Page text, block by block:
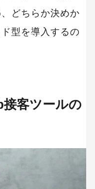
どちらか決めか
型を導入するの
客ツールの